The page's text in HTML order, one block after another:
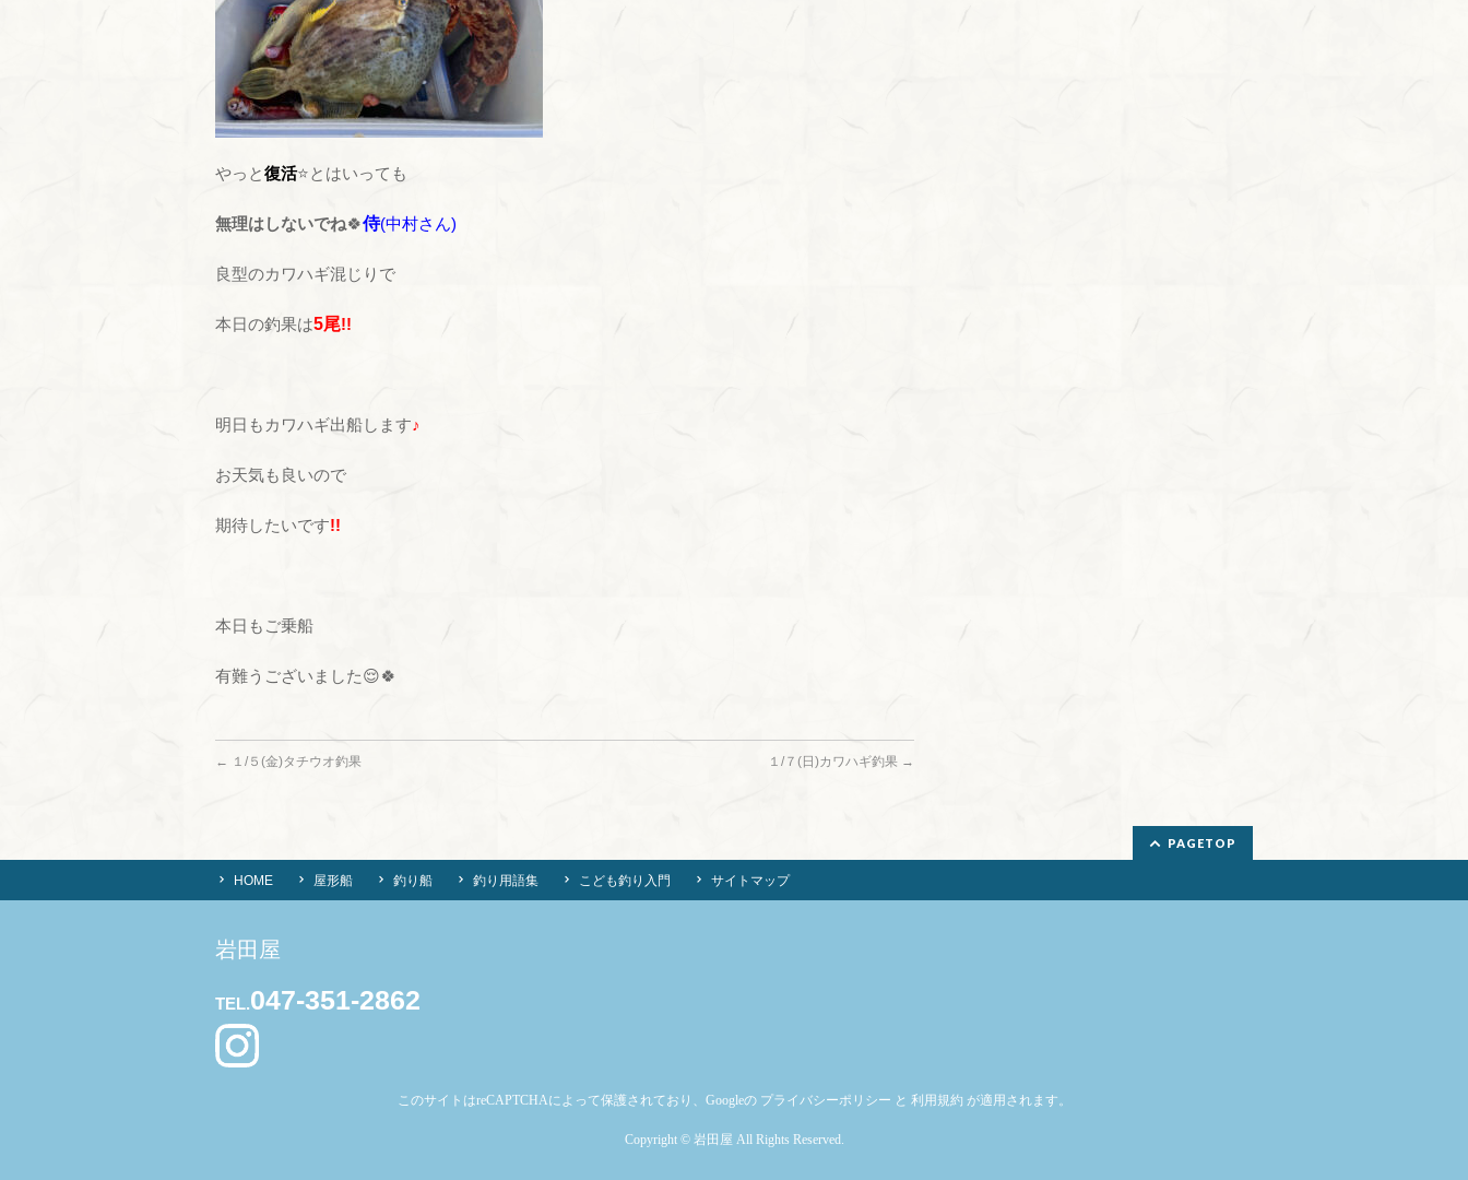
やっと復活⭐とはいっても
無理はしないでね🍀侍(中村さん)
良型のカワハギ混じりで
本日の釣果は5尾!!
明日もカワハギ出船します♪
お天気も良いので
期待したいです!!
本日もご乗船
有難うございました😌🍀
← １/５(金)タチウオ釣果 １/７(日)カワハギ釣果 →
PAGETOP
HOME 屋形船 釣り船 釣り用語集 こども釣り入門 サイトマップ
岩田屋
TEL.047-351-2862
このサイトはreCAPTCHAによって保護されており、Googleの プライバシーポリシー と 利用規約 が適用されます。
Copyright © 岩田屋 All Rights Reserved.